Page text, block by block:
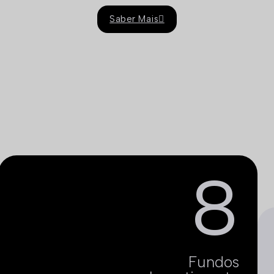
Saber Mais
8
Fundos